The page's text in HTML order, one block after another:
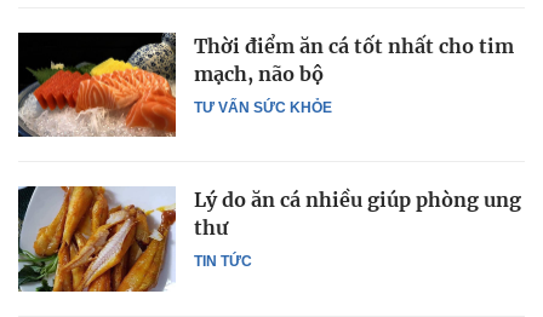
TƯ VẤN SỨC KHỎE
Thời điểm ăn cá tốt nhất cho tim
mạch, não bộ
TIN TỨC
Lý do ăn cá nhiều giúp phòng ung
thư